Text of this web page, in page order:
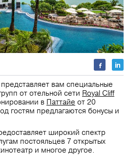
вам специальные
от отельной сети Royal Cliff
в Паттайе от 20
гостям предлагаются бонусы и
широкий спектр
постояльцев 7 открытых
и многое другое.